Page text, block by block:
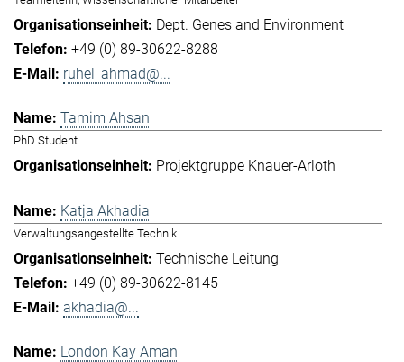
Dept. Genes and Environment
+49 (0) 89-30622-8288
ruhel_ahmad@...
Tamim Ahsan
PhD Student
Projektgruppe Knauer-Arloth
Katja Akhadia
Verwaltungsangestellte Technik
Technische Leitung
+49 (0) 89-30622-8145
akhadia@...
London Kay Aman